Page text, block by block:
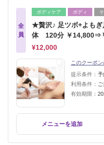
全
員
ボディケア ボディ
★贅沢♪ 足ツボ+よもぎ
体 120分 ￥14,800⇒
¥12,000
このクーポ
提示条件： 予
利用条件：
有効期限：
メニューを追加